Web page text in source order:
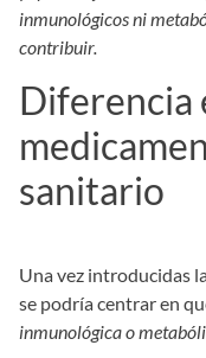
inmunológicos ni
contribuir.
Diferencia
sanitario
Una vez introducidas
se podría centrar en
inmunológica o